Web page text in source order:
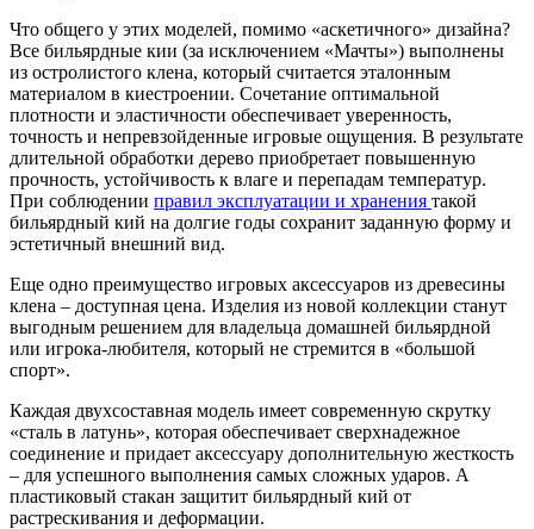
Что общего у этих моделей, помимо «аскетичного» дизайна?
Все бильярдные кии (за исключением «Мачты») выполнены
из остролистого клена, который считается эталонным
материалом в киестроении. Сочетание оптимальной
плотности и эластичности обеспечивает уверенность,
точность и непревзойденные игровые ощущения. В результате
длительной обработки дерево приобретает повышенную
прочность, устойчивость к влаге и перепадам температур.
При соблюдении правил эксплуатации и хранения такой
бильярдный кий на долгие годы сохранит заданную форму и
эстетичный внешний вид.
Еще одно преимущество игровых аксессуаров из древесины
клена – доступная цена. Изделия из новой коллекции станут
выгодным решением для владельца домашней бильярдной
или игрока-любителя, который не стремится в «большой
спорт».
Каждая двухсоставная модель имеет современную скрутку
«сталь в латунь», которая обеспечивает сверхнадежное
соединение и придает аксессуару дополнительную жесткость
– для успешного выполнения самых сложных ударов. А
пластиковый стакан защитит бильярдный кий от
растрескивания и деформации.